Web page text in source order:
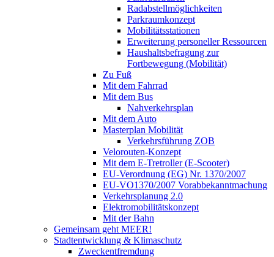
Radabstellmöglichkeiten
Parkraumkonzept
Mobilitätsstationen
Erweiterung personeller Ressourcen
Haushaltsbefragung zur
Fortbewegung (Mobilität)
Zu Fuß
Mit dem Fahrrad
Mit dem Bus
Nahverkehrsplan
Mit dem Auto
Masterplan Mobilität
Verkehrsführung ZOB
Velorouten-Konzept
Mit dem E-Tretroller (E-Scooter)
EU-Verordnung (EG) Nr. 1370/2007
EU-VO1370/2007 Vorabbekanntmachung
Verkehrsplanung 2.0
Elektromobilitätskonzept
Mit der Bahn
Gemeinsam geht MEER!
Stadtentwicklung & Klimaschutz
Zweckentfremdung